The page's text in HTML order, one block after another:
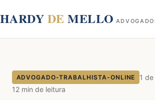
HARDY DE MELLO
Áreas de Atuação
Blog
ADVOGADO-TRABALHISTA-ONLINE 1
12 min de leitura